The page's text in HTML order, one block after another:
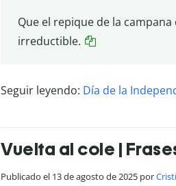
Que el repique de la
irreductible.
Seguir leyendo: Día de la
Vuelta al cole |
Publicado el 13 de agosto de 2025 por